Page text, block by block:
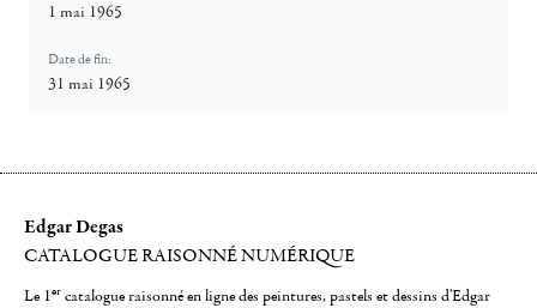
1 mai 1965
Date de fin:
31 mai 1965
Edgar Degas
CATALOGUE RAISONNÉ NUMÉRIQUE
Le 1er catalogue raisonné en ligne des peintures, pastels et dessins d'Edgar